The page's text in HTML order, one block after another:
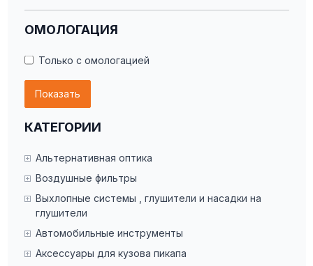
BLOX Racing (29)
BMR Suspension (127)
Camburg (109)
Cognito (1)
Dinan (4)
Fabtech (11)
Ford Racing (1)
H&R (4)
Hotchkis (73)
ICON (64)
ISC Suspension (3)
ОМОЛОГАЦИЯ
Только с омологацией
Показать
КАТЕГОРИИ
Альтернативная оптика
Воздушные фильтры
Выхлопные системы , глушители и насадки на
глушители
Автомобильные инструменты
Аксессуары для кузова пикапа